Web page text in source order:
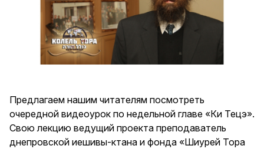
Предлагаем нашим читателям посмотреть
очередной видеоурок по недельной главе «Ки Тецэ».
Свою лекцию ведущий проекта преподаватель
днепровской иешивы-ктана и фонда «Шиурей Тора